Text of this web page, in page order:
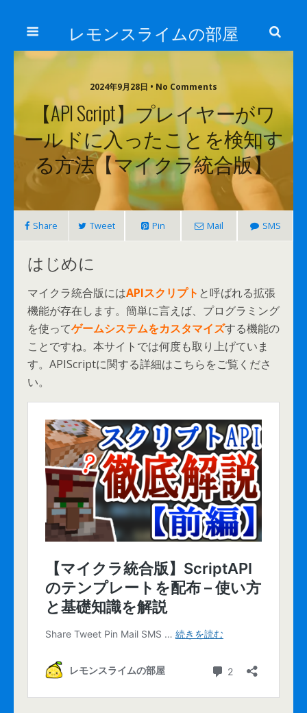
レモンスライムの部屋
2024年9月28日 • No Comments
【API Script】プレイヤーがワ
ールドに入ったことを検知す
る方法【マイクラ統合版】
Share Tweet Pin Mail SMS
はじめに
マイクラ統合版にはAPIスクリプト と呼ばれる拡張
機能が存在します。簡単に言えば、プログラミング
を使ってゲームシステムをカスタマイズする機能の
ことですね。本サイトでは何度も取り上げていま
す。APIScriptに関する詳細はこちらをご覧くださ
い。